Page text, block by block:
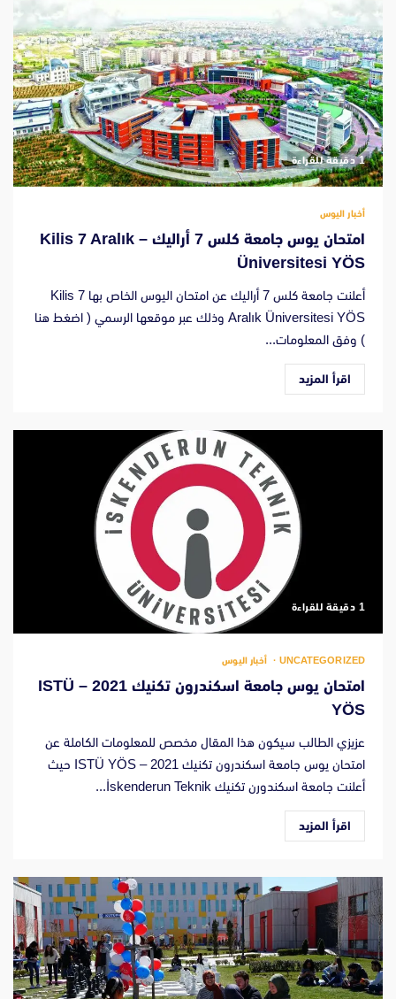
‫1 دقيقة للقراءة
أخبار اليوس
امتحان يوس جامعة كلس 7 أراليك – Kilis 7 Aralık
Üniversitesi YÖS
أعلنت جامعة كلس 7 أراليك عن امتحان اليوس الخاص بها Kilis 7
Aralık Üniversitesi YÖS وذلك عبر موقعها الرسمي ( اضغط هنا
) وفق المعلومات...
اقرأ المزيد
‫1 دقيقة للقراءة
UNCATEGORIZED أخبار اليوس
امتحان يوس جامعة اسكندرون تكنيك 2021 – ISTÜ
YÖS
عزيزي الطالب سيكون هذا المقال مخصص للمعلومات الكاملة عن
امتحان يوس جامعة اسكندرون تكنيك 2021 – ISTÜ YÖS حيث
أعلنت جامعة اسكندورن تكنيك İskenderun Teknik...
اقرأ المزيد